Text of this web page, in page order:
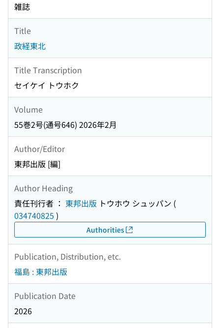
雑誌
Title
政経東北
Title Transcription
セイケイ トウホク
Volume
55巻2号(通号646) 2026年2月
Author/Editor
東邦出版 [編]
Author Heading
責任刊行者 ： 東邦出版 トウホウ シュッパン (
034740825 )
Authorities
Publication, Distribution, etc.
福島 : 東邦出版
Publication Date
2026